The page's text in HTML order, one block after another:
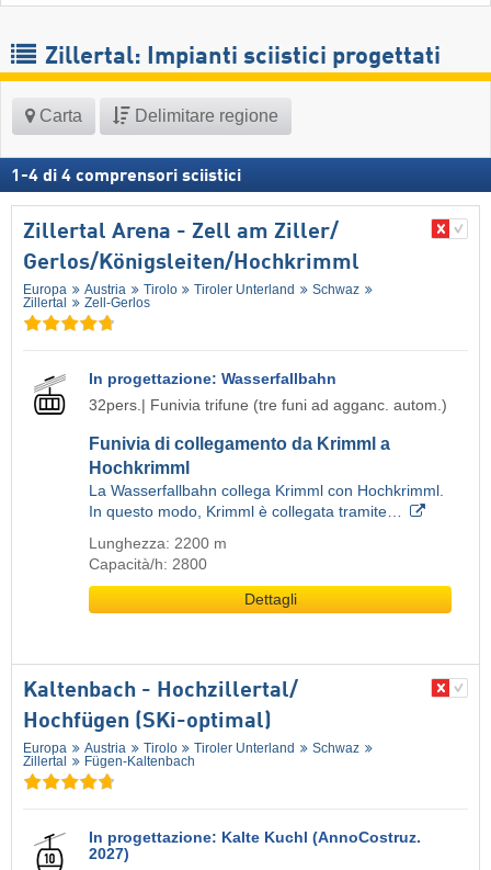
Zillertal: Impianti sciistici progettati
Carta Delimitare regione
1 -4 di 4 comprensori sciistici
Zillertal Arena - Zell am Ziller/​
Gerlos/​Königsleiten/​Hochkrimml
Europa Austria Tirolo Tiroler Unterland
Schwaz
Zillertal
Zell-Gerlos
In progettazione: Wasserfallbahn
32pers.| Funivia trifune (tre funi ad agganc. autom.)
Funivia di collegamento da Krimml a
Hochkrimml
La Wasserfallbahn collega Krimml con Hochkrimml.
In questo modo, Krimml è collegata tramite…
Lunghezza: 2200 m
Capacità/h: 2800
Dettagli
Kaltenbach - Hochzillertal/​
Hochfügen (SKi-optimal)
Europa Austria Tirolo Tiroler Unterland
Schwaz
Zillertal
Fügen-Kaltenbach
In progettazione: Kalte Kuchl (AnnoCostruz.
2027)